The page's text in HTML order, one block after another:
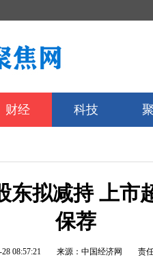
财经 科技
东拟减持 上市
保荐
08:57:21 来源：中国经济网 责